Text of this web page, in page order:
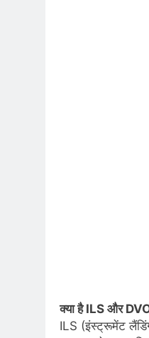
क्या है ILS और
ILS (इंस्ट्रूमेंट